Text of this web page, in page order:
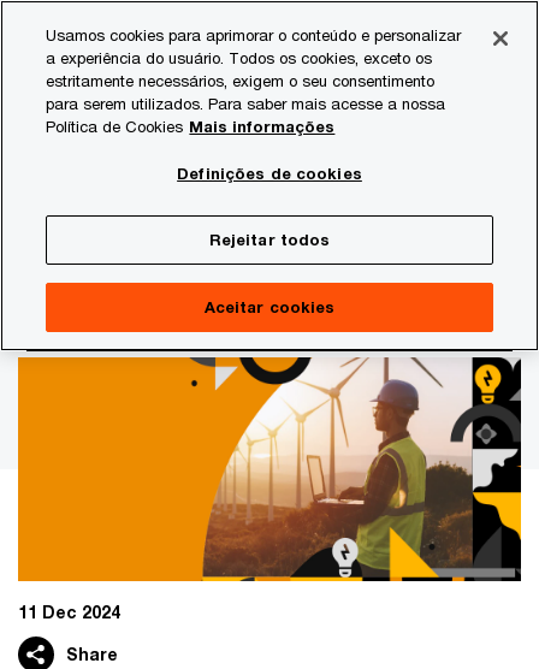
content
footer
Estudos setoriais
Período-base 2023
Estudo sobre a carga de tributos
e encargos do setor elétrico
11 Dec 2024
Share
Usamos cookies para aprimorar o conteúdo e personalizar
a experiência do usuário. Todos os cookies, exceto os
estritamente necessários, exigem o seu consentimento
para serem utilizados. Para saber mais acesse a nossa
Política de Cookies Mais informações
Definições de cookies
Rejeitar todos
Aceitar cookies